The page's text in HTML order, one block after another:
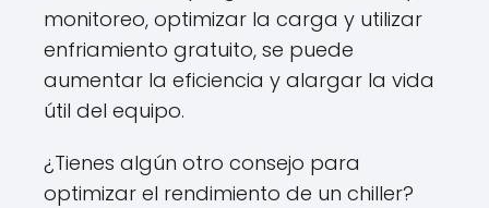
monitoreo, optimizar la carga y utilizar
enfriamiento gratuito, se puede
aumentar la eficiencia y alargar la vida
útil del equipo.
¿Tienes algún otro consejo para
optimizar el rendimiento de un chiller?